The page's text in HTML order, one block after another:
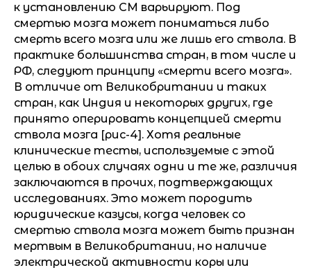
к установлению СМ варьируют. Под
смертью мозга может пониматься либо
смерть всего мозга или же лишь его ствола. В
практике большинства стран, в том числе и
РФ, следуют принципу «смерти всего мозга».
В отличие от Великобритании и таких
стран, как Индия и некоторых других, где
принято оперировать концепцией смерти
ствола мозга [рис-4]. Хотя реальные
клинические тесты, используемые с этой
целью в обоих случаях одни и те же, различия
заключаются в прочих, подтверждающих
исследованиях. Это может породить
юридические казусы, когда человек со
смертью ствола мозга может быть признан
мертвым в Великобритании, но наличие
электрической активности коры или